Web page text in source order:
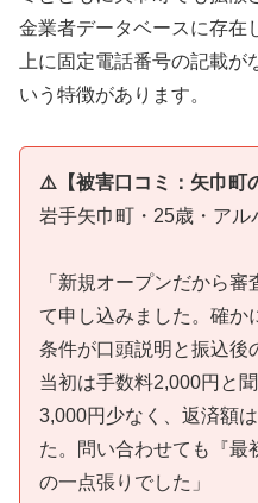
金業者データベースに存在
上に固定電話番号の記載
いう特徴があります。
⚠️【被害口コミ：矢巾町
岩手矢巾町・25歳・アル
「新規オープンだから
て申し込みました。確か
条件が口頭説明と振込後
当初は手数料2,000円と
3,000円少なく、返済額
た。問い合わせても『最
の一点張りでした」